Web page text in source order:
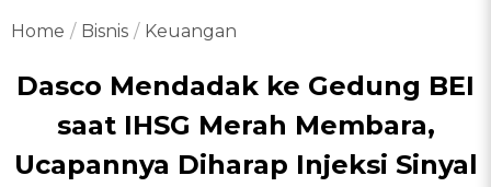
Home Bisnis Keuangan
Dasco Mendadak ke Gedung BEI
saat IHSG Merah Membara,
Ucapannya Diharap Injeksi Sinyal